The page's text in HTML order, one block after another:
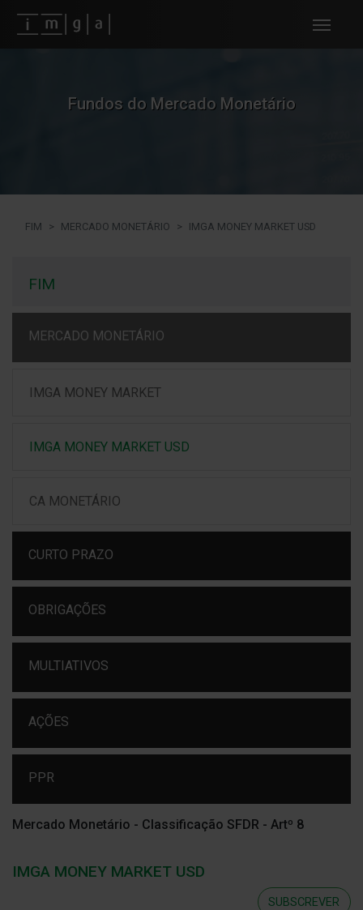
Fundos imga
Fundos do Mercado Monetário
FIM MERCADO MONETÁRIO IMGA MONEY MARKET USD
FIM
MERCADO MONETÁRIO
IMGA MONEY MARKET
IMGA MONEY MARKET USD
CA MONETÁRIO
CURTO PRAZO
OBRIGAÇÕES
MULTIATIVOS
AÇÕES
PPR
Mercado Monetário - Classificação SFDR - Artº 8
IMGA MONEY MARKET USD
SUBSCREVER